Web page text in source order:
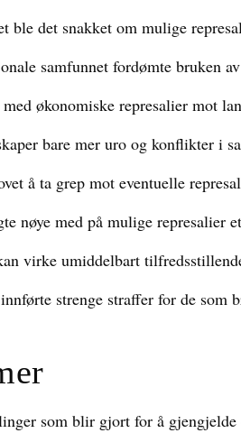
ble det snakket om mulige
samfunnet fordømte bruken
økonomiske represalier mot
bare mer uro og konflikter i
å ta grep mot eventuelle
nøye med på mulige represalier
virke umiddelbart
strenge straffer for de som
som blir gjort for å gjengjelde